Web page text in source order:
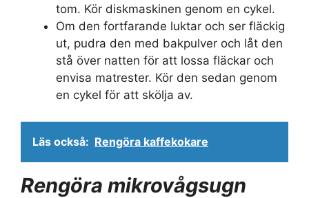
tom. Kör diskmaskinen genom en cykel.
Om den fortfarande luktar och ser fläckig
ut, pudra den med bakpulver och låt den
stå över natten för att lossa fläckar och
envisa matrester. Kör den sedan genom
en cykel för att skölja av.
Läs också: Rengöra kaffekokare
Rengöra mikrovågsugn